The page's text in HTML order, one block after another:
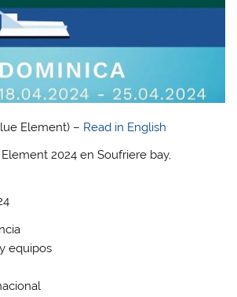
Element) – Read in English
2024 en Soufriere bay,
equipos